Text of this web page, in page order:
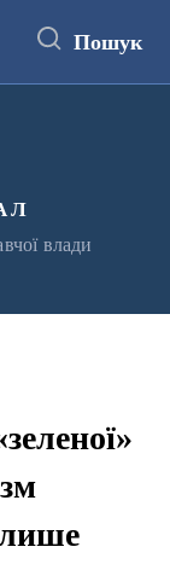
Пошук
влади